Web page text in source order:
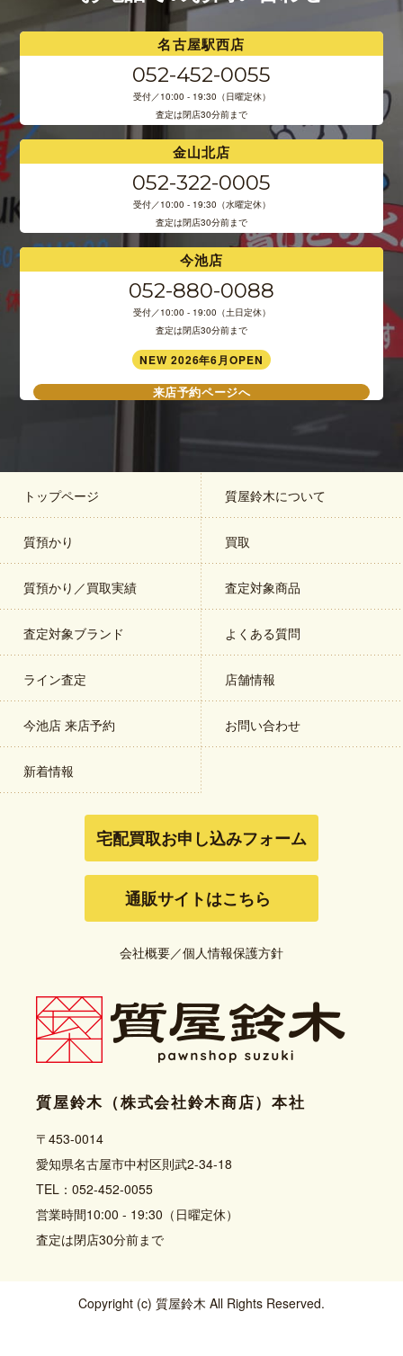
名古屋駅西店
052-452-0055
受付／10:00 - 19:30（日曜定休）
査定は閉店30分前まで
金山北店
052-322-0005
受付／10:00 - 19:30（水曜定休）
査定は閉店30分前まで
今池店
052-880-0088
受付／10:00 - 19:00（土日定休）
査定は閉店30分前まで
NEW 2026年6月OPEN
来店予約ページへ
トップページ 質屋鈴木について
質預かり 買取
質預かり／買取実績 査定対象商品
査定対象ブランド よくある質問
ライン査定 店舗情報
今池店 来店予約 お問い合わせ
新着情報
宅配買取お申し込みフォーム
通販サイトはこちら
会社概要／個人情報保護方針
質屋鈴木（株式会社鈴木商店）本社
〒453-0014
愛知県名古屋市中村区則武2-34-18
TEL：052-452-0055
営業時間10:00 - 19:30（日曜定休）
査定は閉店30分前まで
Copyright (c) 質屋鈴木 All Rights Reserved.